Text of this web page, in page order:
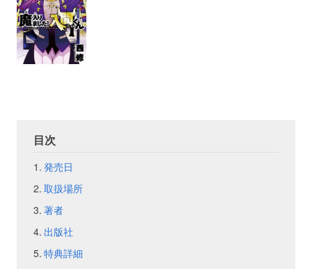
目次
発売日
取扱場所
著者
出版社
特典詳細
フェア
会社概要